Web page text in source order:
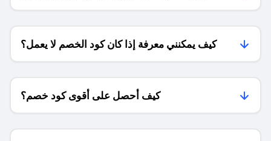
الشحن ؟
كيف يمكنني معرفة إذا كان كود الخصم لا يعمل؟
كيف أحصل على أقوى كود خصم؟